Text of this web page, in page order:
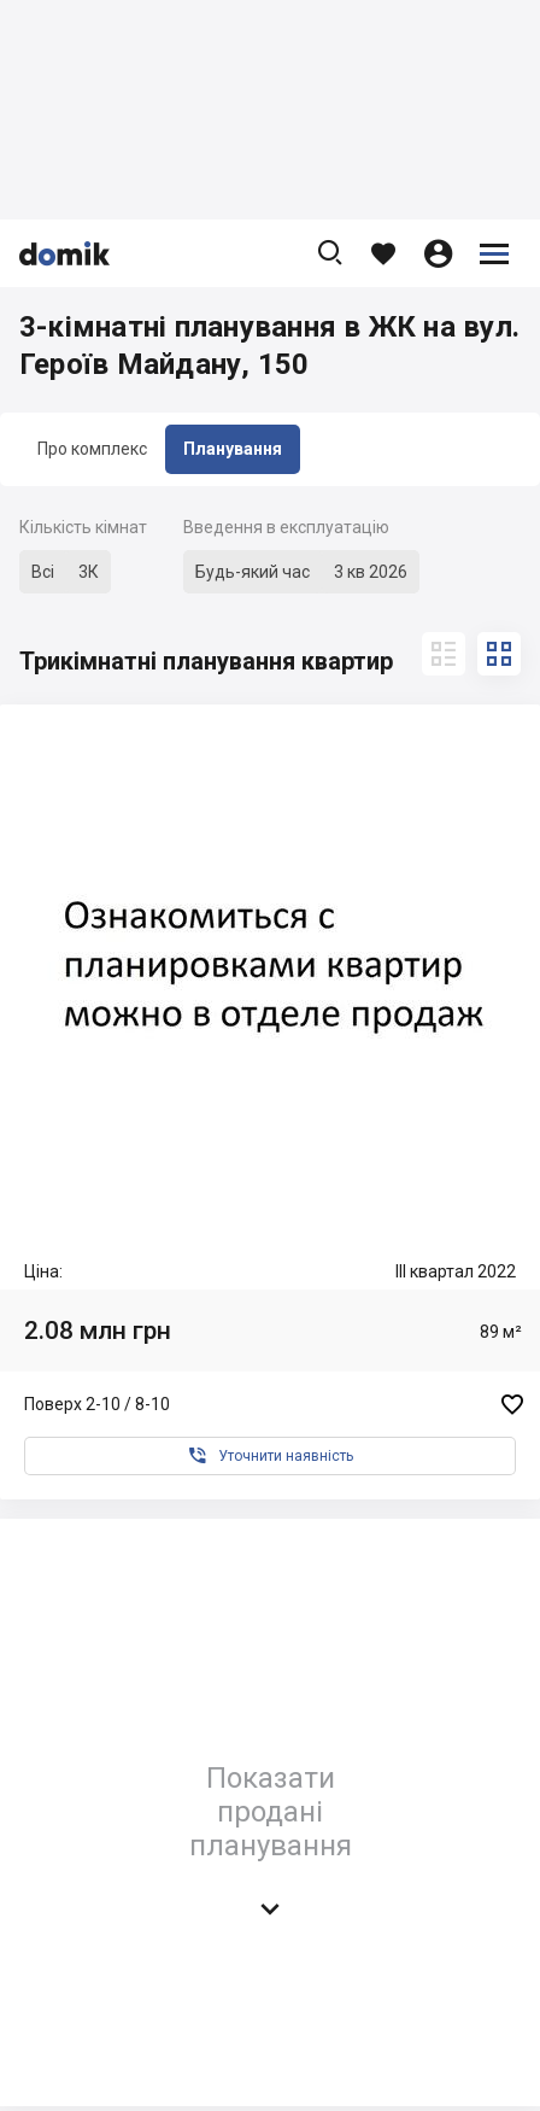


    


Про комплекс Планування
3-кімнатні планування в ЖК на вул.
Героїв Майдану, 150
Кількість кімнат
Всі 3К
Введення в експлуатацію
Будь-який час 3 кв 2026
Трикімнатні планування квартир  
Ціна: III квартал 2022
2.08 млн грн 89 м²
Поверх 2-10 / 8-10 
 Уточнити наявність
Показати
продані
планування
